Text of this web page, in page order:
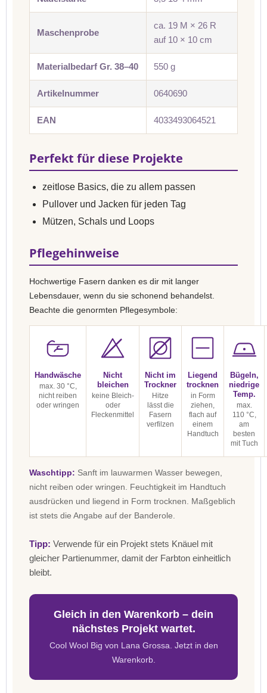
Maschenprobe
ca. 19 M × 26 R
auf 10 × 10 cm
Materialbedarf Gr. 38–40 550 g
Artikelnummer 0640690
EAN 4033493064521
Perfekt für diese Projekte
zeitlose Basics, die zu allem passen
Pullover und Jacken für jeden Tag
Mützen, Schals und Loops
Pflegehinweise
Hochwertige Fasern danken es dir mit langer
Lebensdauer, wenn du sie schonend behandelst.
Beachte die genormten Pflegesymbole:
Handwäsche
max. 30 °C,
nicht reiben
oder wringen
Nicht
bleichen
keine Bleich-
oder
Fleckenmittel
Nicht im
Trockner
Hitze
lässt die
Fasern
verfilzen
Liegend
trocknen
in Form
ziehen,
flach auf
einem
Handtuch
Bügeln,
niedrige
Temp.
max.
110 °C,
am
besten
mit Tuch
Waschtipp: Sanft im lauwarmen Wasser bewegen,
nicht reiben oder wringen. Feuchtigkeit im Handtuch
ausdrücken und liegend in Form trocknen. Maßgeblich
ist stets die Angabe auf der Banderole.
Tipp: Verwende für ein Projekt stets Knäuel mit
gleicher Partienummer, damit der Farbton einheitlich
bleibt.
Gleich in den Warenkorb – dein
nächstes Projekt wartet.
Cool Wool Big von Lana Grossa. Jetzt in den
Warenkorb.